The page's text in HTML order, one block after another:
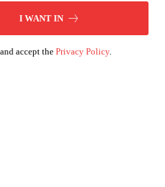
I WANT IN
accept the Privacy Policy.